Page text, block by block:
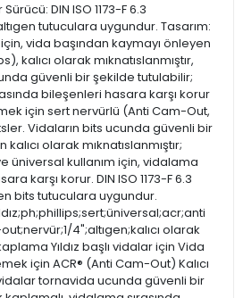
DIN ISO 1173-F 6.3
tutuculara uygundur. Tasarım:
vida başından kaymayı önleyen
kalıcı olarak mıknatıslanmıştır,
güvenli bir şekilde tutulabilir;
bileşenleri hasara karşı korur
için sert nervürlü (Anti Cam-Out,
Vidaların bits ucunda güvenli bir
olarak mıknatıslanmıştır;
üniversal kullanım için, vidalama
karşı korur. DIN ISO 1173-F 6.3
bits tutuculara uygundur.
4";altıgen;kalıcı olarak
Yıldız başlı vidalar için Vida
için ACR® (Anti Cam-Out) Kalıcı
tornavida ucunda güvenli bir